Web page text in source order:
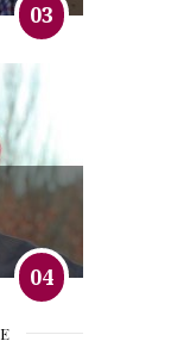
03
04